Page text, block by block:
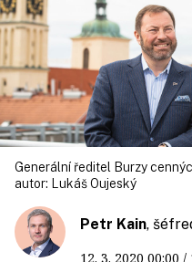
Generální ředitel Burzy
autor:
Lukáš Oujeský
Petr Kain,
12. 3. 2020 00:00 /